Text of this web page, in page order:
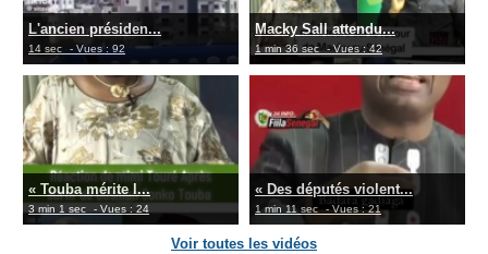
L'ancien présiden...
14 sec - Vues : 92
Macky Sall attendu...
1 min 36 sec - Vues : 42
« Touba mérite l...
3 min 1 sec - Vues : 24
« Des députés violent...
1 min 11 sec - Vues : 21
Voir toutes les vidéos